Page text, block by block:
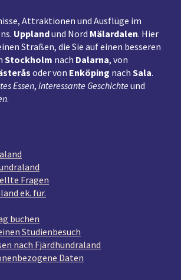
Attraktionen und Ausflüge im
Upplandund Nord Mälardalen. Hier
Straßen, die Sie auf einen besseren
Stockholm nach Dalarna, von
oder von Enköping nach Sala.
Essen, interessante Geschichte und
.
Fragen
ek. für.
buchen
Studienbesuch
nach Fjärdhundraland
Daten